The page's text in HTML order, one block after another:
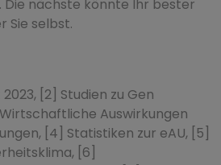
Die nächste könnte Ihr bester
Sie selbst.
[2] Studien zu Gen
Auswirkungen
[4] Statistiken zur eAU, [5]
[6]